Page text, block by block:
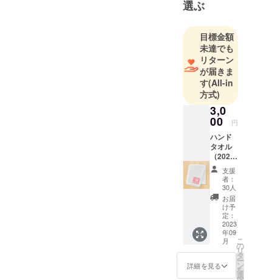
選ぶ
目標金額
未達でも
リターン
が届きま
す(All-in
方式)
3,0
00 円
ハンド
タオル
（2023
年限定
SSPロ
ゴ入
り） デ
ザイン
糸パイ
ル 生産
国：日
本 サイ
ズ：約
30cm×
支援
者：
30人
お届
け予
定：
2023
年09
月
詳細を見る
こ
の
リ
タ
ー
ン
を
選